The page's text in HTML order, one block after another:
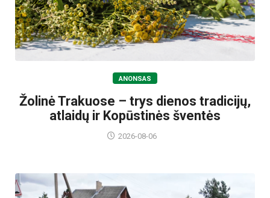
ANONSAS
Žolinė Trakuose – trys dienos tradicijų,
atlaidų ir Kopūstinės šventės
2026-08-06